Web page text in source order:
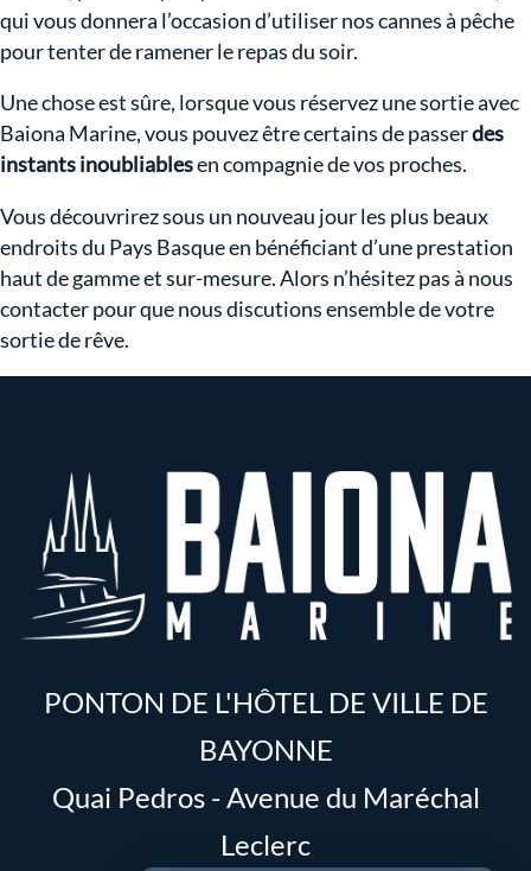
qui vous donnera l’occasion d’utiliser nos cannes à pêche
pour tenter de ramener le repas du soir.
Une chose est sûre, lorsque vous réservez une sortie avec
Baiona Marine, vous pouvez être certains de passerdes
instants inoubliablesen compagnie de vos proches.
Vous découvrirez sous un nouveau jour les plus beaux
endroits du Pays Basque en bénéficiant d’une prestation
haut de gamme et sur-mesure. Alors n’hésitez pas à nous
contacter pour que nous discutions ensemble de votre
sortie de rêve.
PONTON DE L'HÔTEL DE VILLE DE
BAYONNE
Quai Pedros - Avenue du Maréchal
Leclerc